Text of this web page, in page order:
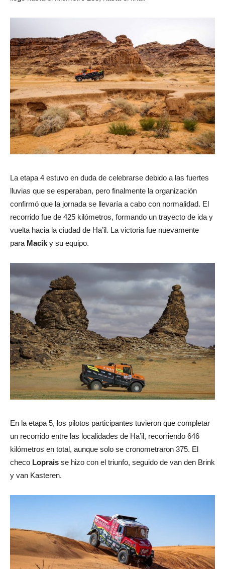
La etapa 4 estuvo en duda de celebrarse debido a las fuertes
lluvias que se esperaban, pero finalmente la organización
confirmó que la jornada se llevaría a cabo con normalidad. El
recorrido fue de 425 kilómetros, formando un trayecto de ida y
vuelta hacia la ciudad de Ha’il. La victoria fue nuevamente
para Macik y su equipo.
En la etapa 5, los pilotos participantes tuvieron que completar
un recorrido entre las localidades de Ha’il, recorriendo 646
kilómetros en total, aunque solo se cronometraron 375. El
checo Loprais se hizo con el triunfo, seguido de van den Brink
y van Kasteren.